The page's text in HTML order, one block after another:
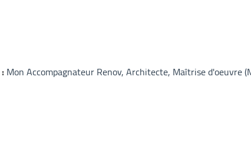
Mon Accompagnateur Renov Architecte Maîtrise d'oeuvre